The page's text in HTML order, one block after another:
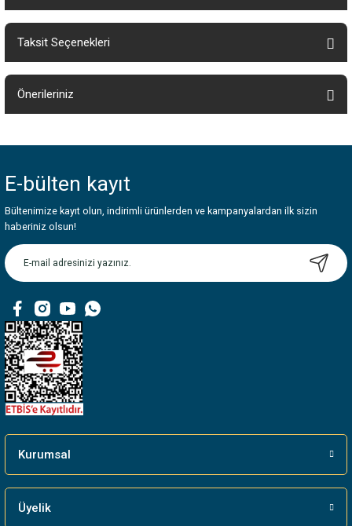
Bu ürüne ilk yorumu siz yapın!
Taksit Seçenekleri
Önerileriniz
Görüş ve önerileriniz için teşekkür ederiz.
Ürün resmi kalitesiz, bozuk veya görüntülenemiyor.
Ürün açıklamasında eksik bilgiler bulunuyor.
Ürün bilgilerinde hatalar bulunuyor.
Bu ürüne benzer farklı alternatifler olmalı.
E-bülten kayıt
Bültenimize kayıt olun, indirimli ürünlerden ve kampanyalardan ilk sizin
haberiniz olsun!
Kurumsal
Üyelik